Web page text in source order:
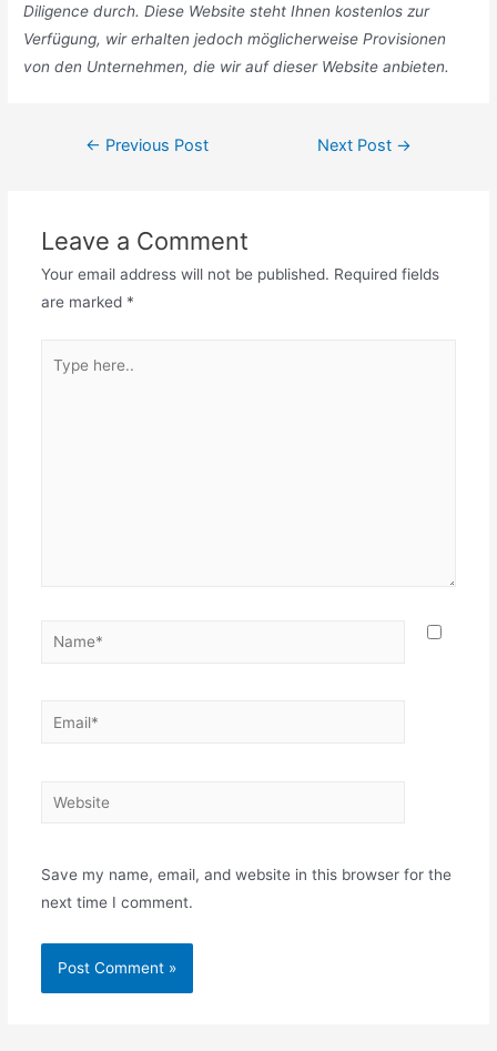
Diligence durch. Diese Website steht Ihnen kostenlos zur
Verfügung, wir erhalten jedoch möglicherweise Provisionen
von den Unternehmen, die wir auf dieser Website anbieten.
Post← Previous Post Next Post →
Leave a Comment
Your email address will not be published. Required fields
are marked *
here..
Name*
Email*
Website
Save my name, email, and website in this browser for the
next time I comment.